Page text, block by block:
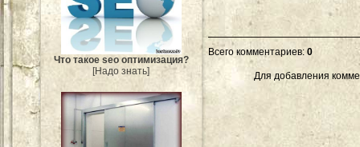
Что такое seo оптимизация?
[Надо знать]
Всего комментариев: 0
Для добавления